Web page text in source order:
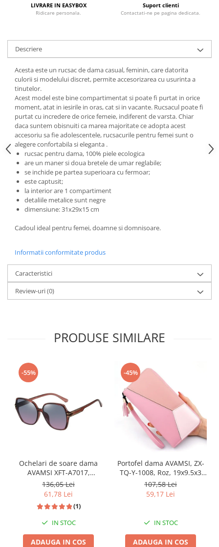
LIVRARE IN EASYBOX
Ridicare personala.
Suport clienti
Contactati-ne pe pagina dedicata.
Descriere
Acesta este un rucsac de dama casual, feminin, care datorita
culorii si modelului discret, permite accesorizarea cu usurinta a
tinutelor.
Acest model este bine compartimentat si poate fi purtat in orice
moment, atat in iesirile in oras, cat si in vacante. Rucsacul poate fi
purtat cu incredere de orice femeie, indiferent de varsta. Chiar
daca suntem obisnuiti ca marea majoritate ce adopta acest
accesoriu sa fie adolescentele, rucsacurile pentru femei sunt o
alegere confortabila si eleganta .
rucsac pentru dama, 100% piele ecologica
are un maner si doua bretele de umar reglabile;
se inchide pe partea superioara cu fermoar;
este captusit;
la interior are 1 compartiment
detaliile metalice sunt negre
dimensiune: 31x29x15 cm
Cadoul ideal pentru femei, doamne si domnisoare.
Informatii conformitate produs
Caracteristici
Review-uri(0)
PRODUSE SIMILARE
-55%
Ochelari de soare dama
AVAMSI XFT-A7017,
Polarizati, Roz
136,05 Lei
61,78 Lei
(1)
IN STOC
ADAUGA IN COS
-45%
Portofel dama AVAMSI, ZX-
TQ-Y-1008, Roz, 19x9.5x3
cm
107,58 Lei
59,17 Lei
IN STOC
ADAUGA IN COS